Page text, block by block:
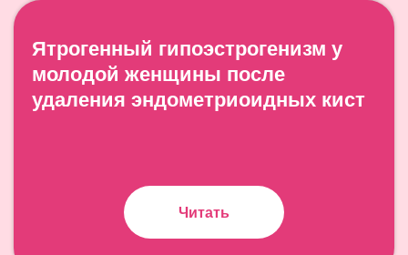
Ятрогенный гипоэстрогенизм у
молодой женщины после
удаления эндометриоидных кист
Читать